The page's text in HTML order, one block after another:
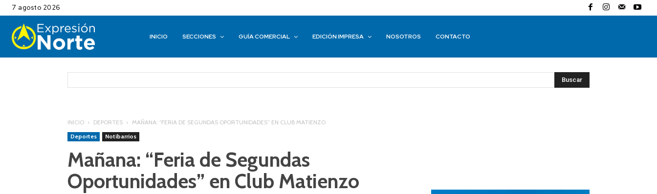
7 agosto 2026
INICIO SECCIONES GUÍA COMERCIAL EDICIÓN IMPRESA NOSOTROS CONTACTO
Buscar
INICIO DEPORTES
MAÑANA: “FERIA DE SEGUNDAS OPORTUNIDADES” EN CLUB MATIENZO
Deportes
Notibarrios
Mañana: “Feria de Segundas
Oportunidades” en Club Matienzo